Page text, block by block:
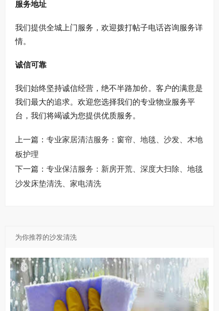
服务地址
我们提供全城上门服务，欢迎拨打帖子电话咨询服务详
情。
诚信可靠
我们始终坚持诚信经营，绝不半路加价。客户的满意是
我们最大的追求。欢迎您选择我们的专业物业服务平
台，我们将竭诚为您提供优质服务。
上一篇： 专业家居清洁服务：窗帘、地毯、沙发、木地
板护理
下一篇： 专业保洁服务：新房开荒、深度大扫除、地毯
沙发床垫清洗、家电清洗
为你推荐的沙发清洗